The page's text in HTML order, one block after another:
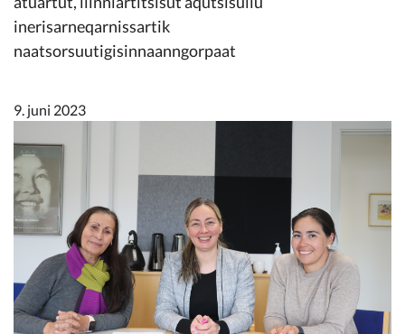
Kommunimi pilersaarut
Kommune pillugu
inerisarneqarnissartik
naatsorsuutigisinnaanngorpaat
9. juni 2023